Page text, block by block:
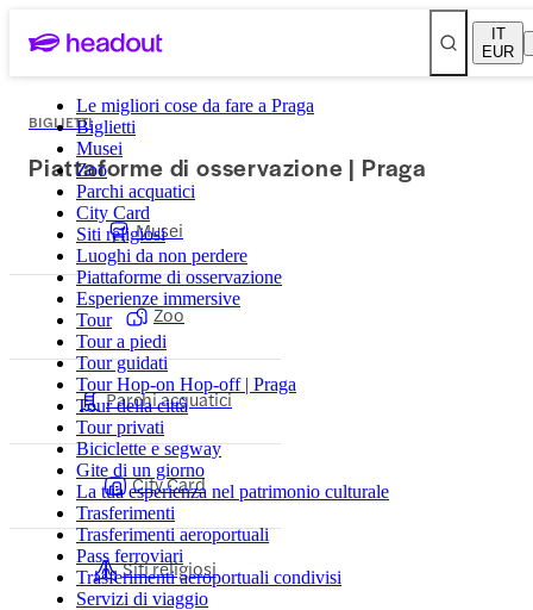
IT
EUR
Le migliori cose da fare a Praga
Biglietti
Musei
Zoo
Parchi acquatici
City Card
Siti religiosi
Luoghi da non perdere
Piattaforme di osservazione
Esperienze immersive
Tour
Tour a piedi
Tour guidati
Tour Hop-on Hop-off | Praga
Tour della città
Tour privati
Biciclette e segway
Gite di un giorno
La tua esperienza nel patrimonio culturale
Trasferimenti
Trasferimenti aeroportuali
Pass ferroviari
Trasferimenti aeroportuali condivisi
Servizi di viaggio
BIGLIETTI
Piattaforme di osservazione | Praga
Musei
Zoo
Parchi acquatici
City Card
Siti religiosi